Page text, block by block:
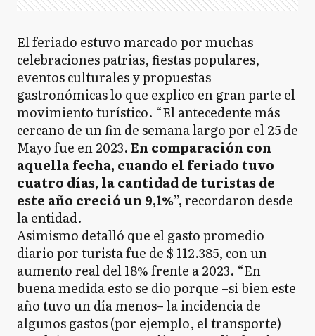
El feriado estuvo marcado por muchas
celebraciones patrias, fiestas populares,
eventos culturales y propuestas
gastronómicas lo que explico en gran parte el
movimiento turístico. “El antecedente más
cercano de un fin de semana largo por el 25 de
Mayo fue en 2023.En comparación con
aquella fecha, cuando el feriado tuvo
cuatro días, la cantidad de turistas de
este año creció un 9,1%”,recordaron desde
la entidad.
Asimismo detalló que el gasto promedio
diario por turista fue de $ 112.385, con un
aumento real del 18% frente a 2023. “En
buena medida esto se dio porque –si bien este
año tuvo un día menos– la incidencia de
algunos gastos (por ejemplo, el transporte)